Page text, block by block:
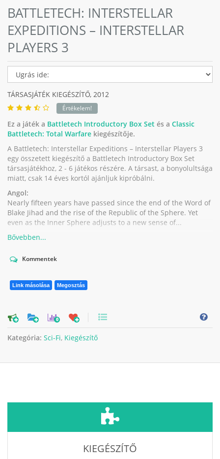
BATTLETECH: INTERSTELLAR
EXPEDITIONS – INTERSTELLAR
PLAYERS 3
TÁRSASJÁTÉK KIEGÉSZÍTŐ, 2012
Értékelem!
Ez a játék a Battletech Introductory Box Set és a Classic
Battletech: Total Warfare kiegészítője.
A Battletech: Interstellar Expeditions – Interstellar Players 3
egy összetett kiegészítő a Battletech Introductory Box Set
társasjátékhoz, 2 - 6 játékos részére. A társast, a bonyolultsága
miatt, csak 14 éves kortól ajánljuk kipróbálni.
Angol:
Nearly fifteen years have passed since the end of the Word of
Blake Jihad and the rise of the Republic of the Sphere. Yet
even as the Inner Sphere adjusts to a new sense of...
Kommentek
Link másolása Megosztás
0
Kategória: Sci-Fi, Kiegészítő
KIEGÉSZÍTŐ